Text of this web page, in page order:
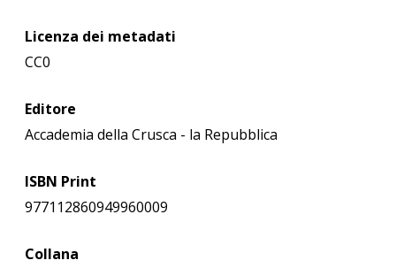
Licenza dei metadati
CC0
Editore
Accademia della Crusca - la Repubblica
ISBN Print
977112860949960009
Collana